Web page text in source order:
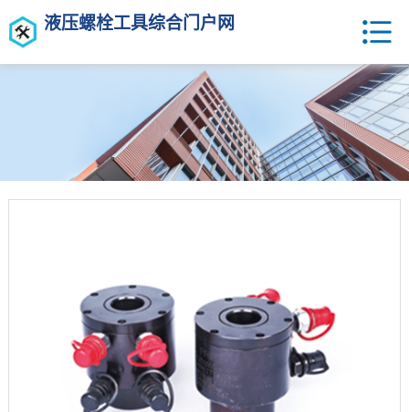
液压螺栓工具综合门户网